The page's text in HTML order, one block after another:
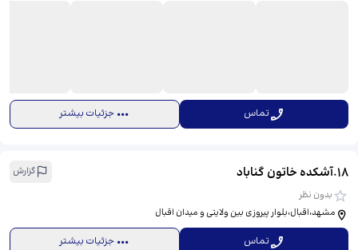
تماس جزئیات بیشتر
18
.آشکده خاتون گناباد
گزارش
بدون نظر
مشهد،اقبال،بلوار پیروزی بین ولایتی و میدان اقبال
تماس جزئیات بیشتر